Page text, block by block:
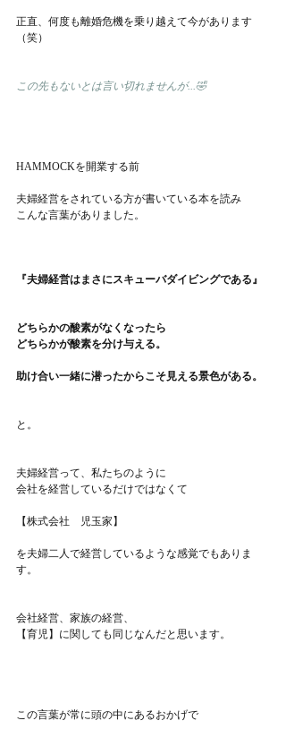
正直、何度も離婚危機を乗り越えて今があります
（笑）
この先もないとは言い切れませんが...🤣
HAMMOCKを開業する前
夫婦経営をされている方が書いている本を読み
こんな言葉がありました。
『夫婦経営はまさにスキューバダイビングである』
どちらかの酸素がなくなったら
どちらかが酸素を分け与える。
助け合い一緒に潜ったからこそ見える景色がある。
と。
夫婦経営って、私たちのように
会社を経営しているだけではなくて
【株式会社　児玉家】
を夫婦二人で経営しているような感覚でもありま
す。
会社経営、家族の経営、
【育児】に関しても同じなんだと思います。
この言葉が常に頭の中にあるおかげで